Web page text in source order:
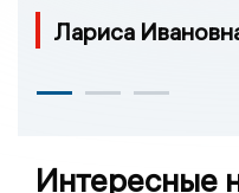
Лариса
Интересные